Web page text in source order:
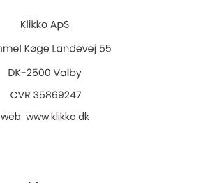
web: www.klikko.dk